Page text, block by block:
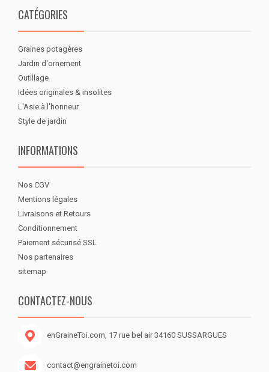
CATÉGORIES
Graines potagères
Jardin d'ornement
Outillage
Idées originales & insolites
L'Asie à l'honneur
Style de jardin
INFORMATIONS
Nos CGV
Mentions légales
Livraisons et Retours
Conditionnement
Paiement sécurisé SSL
Nos partenaires
sitemap
CONTACTEZ-NOUS
enGraineToi.com, 17 rue bel air 34160 SUSSARGUES
contact@engrainetoi.com